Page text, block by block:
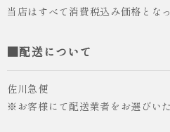
当店はすべて消費税込み価格とな
■配送について
佐川急便
※お客様にて配送業者をお選びい